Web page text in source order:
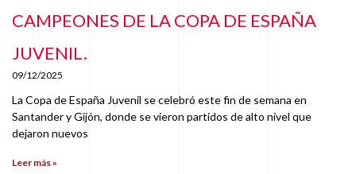
CAMPEONES DE LA COPA DE ESPAÑA
JUVENIL.
09/12/2025
La Copa de España Juvenil se celebró este fin de semana en
Santander y Gijón, donde se vieron partidos de alto nivel que
dejaron nuevos
Leer más »